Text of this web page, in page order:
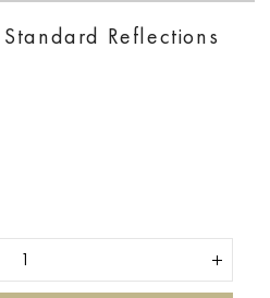
Reflections